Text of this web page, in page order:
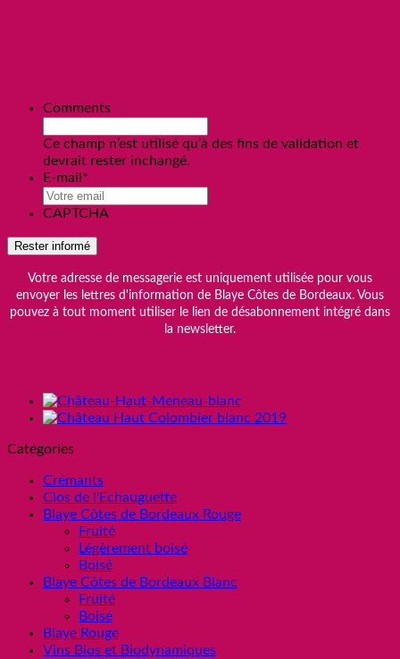
Comments
Ce champ n’est utilisé qu’à des fins de validation et
devrait rester inchangé.
E-mail *
CAPTCHA
Votre adresse de messagerie est uniquement utilisée pour vous
envoyer les lettres d'information de Blaye Côtes de Bordeaux. Vous
pouvez à tout moment utiliser le lien de désabonnement intégré dans
la newsletter.
Catégories
Crémants
Clos de l'Echauguette
Blaye Côtes de Bordeaux Rouge
Fruité
Légèrement boisé
Boisé
Blaye Côtes de Bordeaux Blanc
Fruité
Boisé
Blaye Rouge
Vins Bios et Biodynamiques